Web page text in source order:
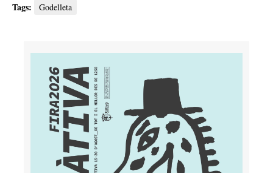
Tags: Godelleta